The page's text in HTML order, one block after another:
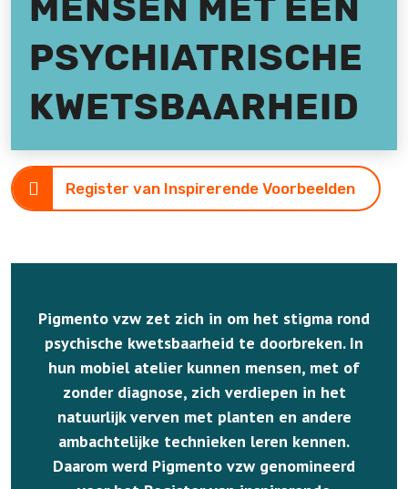
MENSEN MET EEN
PSYCHIATRISCHE
KWETSBAARHEID
Register van Inspirerende Voorbeelden
Pigmento vzw zet zich in om het stigma rond
psychische kwetsbaarheid te doorbreken. In
hun mobiel atelier kunnen mensen, met of
zonder diagnose, zich verdiepen in het
natuurlijk verven met planten en andere
ambachtelijke technieken leren kennen.
Daarom werd Pigmento vzw genomineerd